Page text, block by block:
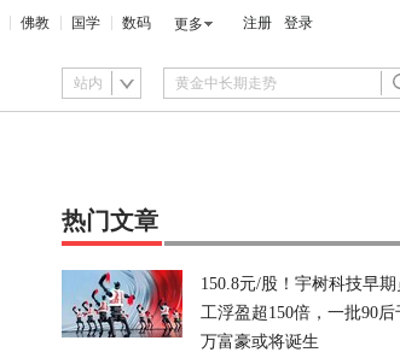
佛教 国学 数码 更多 注册 登录
站内
热门文章
150.8元/股！宇树科技早期
工浮盈超150倍，一批90后
万富豪或将诞生